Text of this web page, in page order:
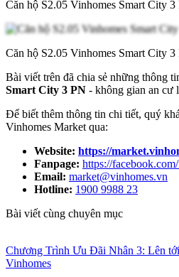
Căn hộ S2.05 Vinhomes Smart City 3
Căn hộ S2.05 Vinhomes Smart City 3
Bài viết trên đã chia sẻ những thông
Smart City 3 PN - không gian an cư
Để biết thêm thông tin chi tiết, quý
Vinhomes Market qua:
Website: https://
Fanpage: https://
Email: market@vinhomes.vn
Hotline: 1900 9988 23
Bài viết cùng chuyên mục
Chương Trình Ưu Đãi Nhân 3: Lên
Vinhomes